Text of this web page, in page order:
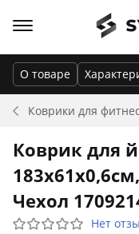
Коврики для
О товаре
Коврик для
Чехол
Нет